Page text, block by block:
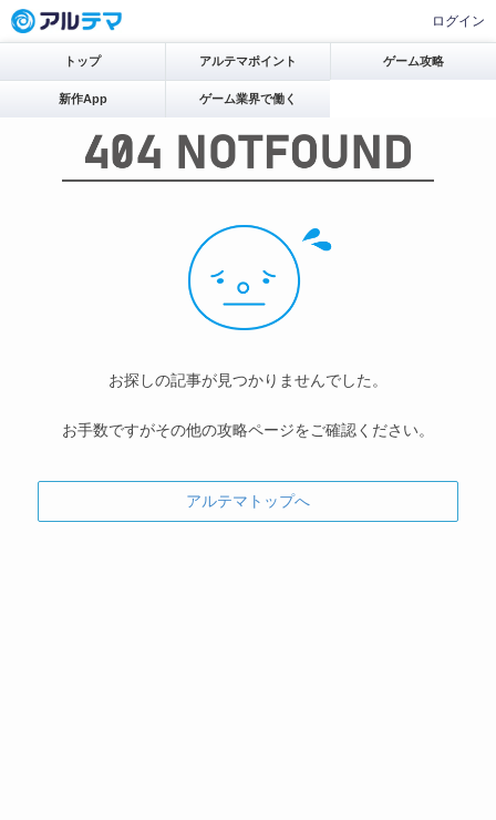
ログイン
トップ アルテマポイント ゲーム攻略
新作App ゲーム業界で働く
お探しの記事が見つかりませんでした。
お手数ですがその他の攻略ページをご確認ください。
アルテマトップへ